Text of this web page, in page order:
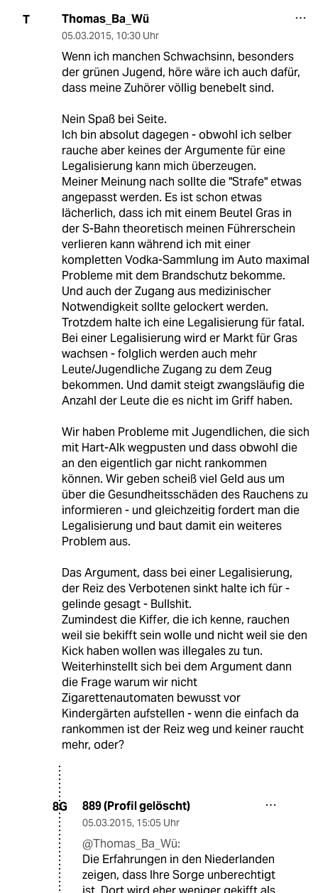
T Thomas_Ba_Wü
05.03.2015, 10:30 Uhr
Wenn ich manchen Schwachsinn, besonders
der grünen Jugend, höre wäre ich auch dafür,
dass meine Zuhörer völlig benebelt sind.
Nein Spaß bei Seite.
Ich bin absolut dagegen - obwohl ich selber
rauche aber keines der Argumente für eine
Legalisierung kann mich überzeugen.
Meiner Meinung nach sollte die "Strafe" etwas
angepasst werden. Es ist schon etwas
lächerlich, dass ich mit einem Beutel Gras in
der S-Bahn theoretisch meinen Führerschein
verlieren kann während ich mit einer
kompletten Vodka-Sammlung im Auto maximal
Probleme mit dem Brandschutz bekomme.
Und auch der Zugang aus medizinischer
Notwendigkeit sollte gelockert werden.
Trotzdem halte ich eine Legalisierung für fatal.
Bei einer Legalisierung wird er Markt für Gras
wachsen - folglich werden auch mehr
Leute/Jugendliche Zugang zu dem Zeug
bekommen. Und damit steigt zwangsläufig die
Anzahl der Leute die es nicht im Griff haben.
Wir haben Probleme mit Jugendlichen, die sich
mit Hart-Alk wegpusten und dass obwohl die
an den eigentlich gar nicht rankommen
können. Wir geben scheiß viel Geld aus um
über die Gesundheitsschäden des Rauchens zu
informieren - und gleichzeitig fordert man die
Legalisierung und baut damit ein weiteres
Problem aus.
Das Argument, dass bei einer Legalisierung,
der Reiz des Verbotenen sinkt halte ich für -
gelinde gesagt - Bullshit.
Zumindest die Kiffer, die ich kenne, rauchen
weil sie bekifft sein wolle und nicht weil sie den
Kick haben wollen was illegales zu tun.
Weiterhinstellt sich bei dem Argument dann
die Frage warum wir nicht
Zigarettenautomaten bewusst vor
Kindergärten aufstellen - wenn die einfach da
rankommen ist der Reiz weg und keiner raucht
mehr, oder?
8G 889 (Profil gelöscht)
05.03.2015, 15:05 Uhr
@Thomas_Ba_Wü:
Die Erfahrungen in den Niederlanden
zeigen, dass Ihre Sorge unberechtigt